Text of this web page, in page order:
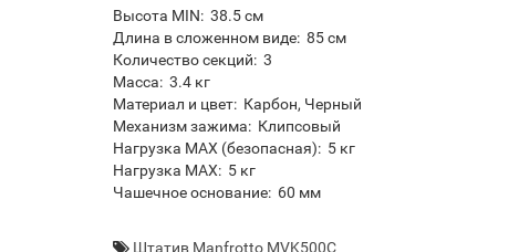
Высота MIN: 38.5 см
Длина в сложенном виде: 85 см
Количество секций: 3
Масса: 3.4 кг
Материал и цвет: Карбон, Черный
Механизм зажима: Клипсовый
Нагрузка MAX (безопасная): 5 кг
Нагрузка MAX: 5 кг
Чашечное основание: 60 мм
Штатив Manfrotto MVK500C